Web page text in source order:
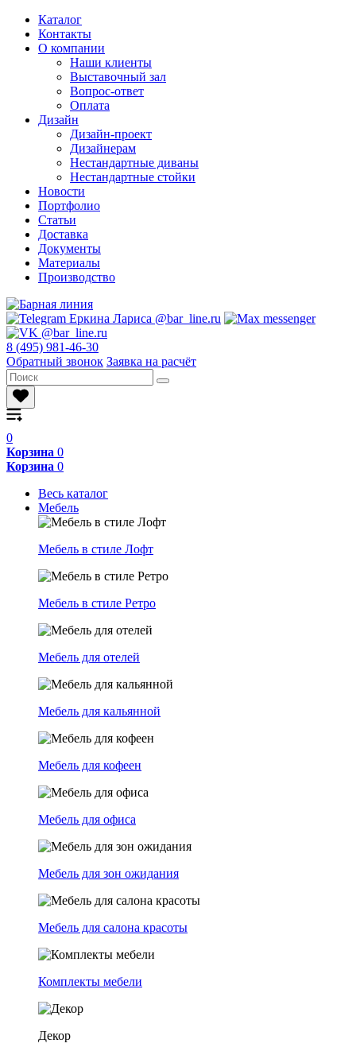
Каталог
Контакты
О компании
Наши клиенты
Выставочный зал
Вопрос-ответ
Оплата
Дизайн
Дизайн-проект
Дизайнерам
Нестандартные диваны
Нестандартные стойки
Новости
Портфолио
Статьи
Доставка
Документы
Материалы
Производство
8 (495) 981-46-30
Обратный звонок Заявка на расчёт
0
Корзина 0
Корзина 0
Весь каталог
Мебель
Мебель в стиле Лофт
Мебель в стиле Ретро
Мебель для отелей
Мебель для кальянной
Мебель для кофеен
Мебель для офиса
Мебель для зон ожидания
Мебель для салона красоты
Комплекты мебели
Декор